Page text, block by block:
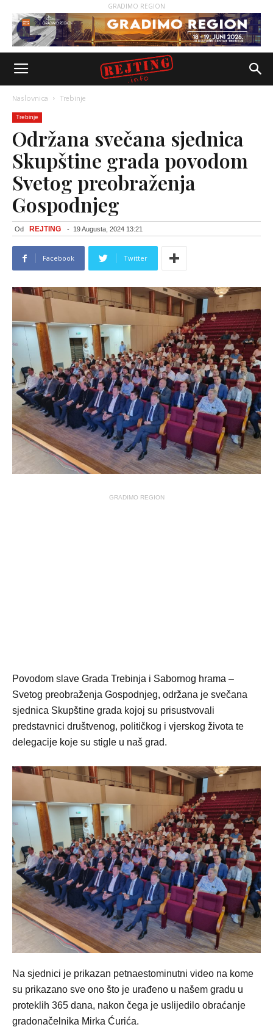
GRADIMO REGION
Naslovnica Trebinje
Trebinje
Održana svečana sjednica
Skupštine grada povodom
Svetog preobraženja
Gospodnjeg
Od REJTING - 19 Augusta, 2024 13:21
Facebook Twitter
GRADIMO REGION
Povodom slave Grada Trebinja i Sabornog hrama –
Svetog preobraženja Gospodnjeg, održana je svečana
sjednica Skupštine grada kojoj su prisustvovali
predstavnici društvenog, političkog i vjerskog života te
delegacije koje su stigle u naš grad.
Na sjednici je prikazan petnaestominutni video na kome
su prikazano sve ono što je urađeno u našem gradu u
proteklih 365 dana, nakon čega je uslijedilo obraćanje
gradonačelnika Mirka Ćurića.